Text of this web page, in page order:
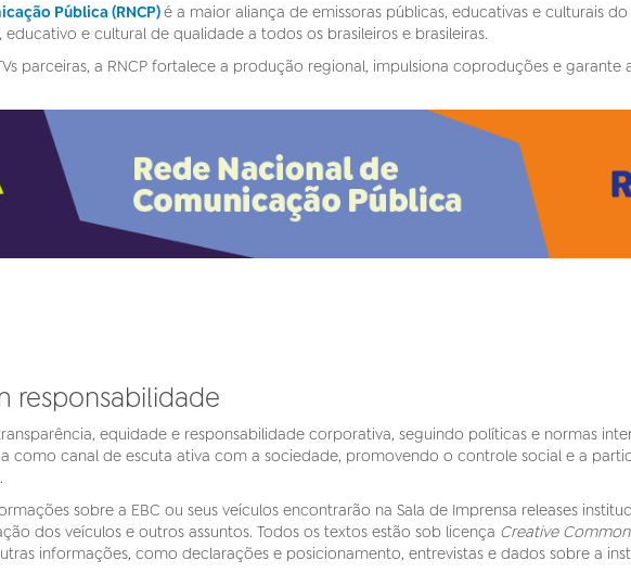
Pública (RNCP)é a maior aliança de emissoras públicas, educativas e culturais
e cultural de qualidade a todos os brasileiros e brasileiras.
parceiras, a RNCP fortalece a produção regional, impulsiona coproduções e
responsabilidade
equidade e responsabilidade corporativa, seguindo políticas e normas
como canal de escuta ativa com a sociedade, promovendo o controle social e a
sobre a EBC ou seus veículos encontrarão na Sala de Imprensa releases
dos veículos e outros assuntos. Todos os textos estão sob licença Creative
informações, como declarações e posicionamento, entrevistas e dados sobre a